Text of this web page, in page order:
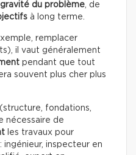
gravité du problème, de
à long terme.
remplacer
il vaut généralement
pendant que tout
souvent plus cher plus
fondations,
nécessaire de
les travaux pour
ingénieur, inspecteur en